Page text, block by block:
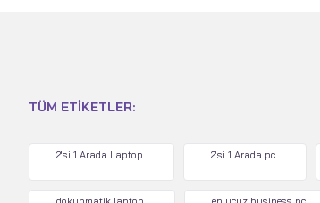
TÜM ETIKETLER:
2'si 1 Arada Laptop 2'si 1 Arada pc